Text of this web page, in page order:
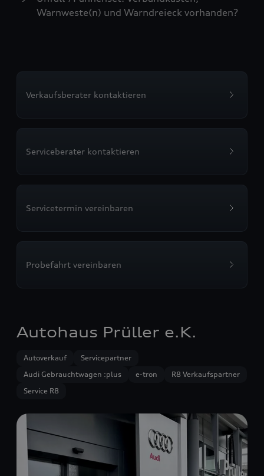
Warnweste(n) und Warndreieck vorhanden?
Verkaufsberater kontaktieren
Serviceberater kontaktieren
Servicetermin vereinbaren
Probefahrt vereinbaren
Autohaus Prüller e.K.
Autoverkauf
Servicepartner
Audi Gebrauchtwagen :plus
e-tron
R8 Verkaufspartner
Service R8